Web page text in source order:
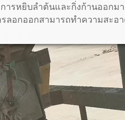
รหยิบลำต้นและกิ่งก้านออกม
อกออกสามารถทำความสะอ